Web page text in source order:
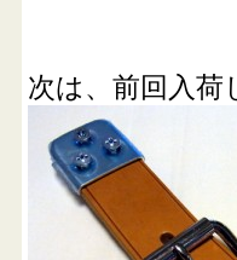
次は、前回入